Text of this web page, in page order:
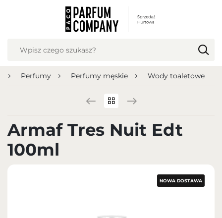
Perfumy Perfumy męskie Wody toaletowe
Armaf Tres Nuit Edt
100ml
NOWA DOSTAWA
USTAWIENIA REGIONALNE
Język
Polish zloty (PLN)